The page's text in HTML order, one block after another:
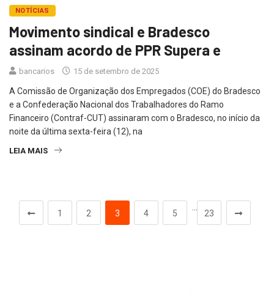
NOTÍCIAS
Movimento sindical e Bradesco
assinam acordo de PPR Supera e
bancarios 15 de setembro de 2025
A Comissão de Organização dos Empregados (COE) do Bradesco
e a Confederação Nacional dos Trabalhadores do Ramo
Financeiro (Contraf-CUT) assinaram com o Bradesco, no início da
noite da última sexta-feira (12), na
LEIA MAIS
1 2 3 4 5 23